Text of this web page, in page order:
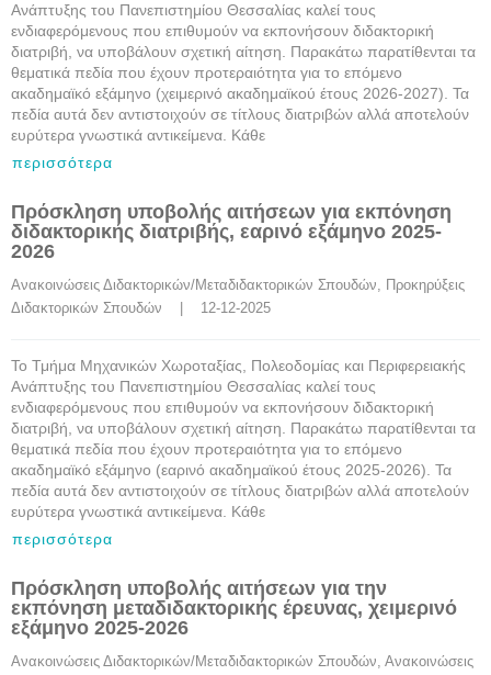
Ανάπτυξης του Πανεπιστημίου Θεσσαλίας καλεί τους
ενδιαφερόμενους που επιθυμούν να εκπονήσουν διδακτορική
διατριβή, να υποβάλουν σχετική αίτηση. Παρακάτω παρατίθενται τα
θεματικά πεδία που έχουν προτεραιότητα για το επόμενο
ακαδημαϊκό εξάμηνο (χειμερινό ακαδημαϊκού έτους 2026-2027). Τα
πεδία αυτά δεν αντιστοιχούν σε τίτλους διατριβών αλλά αποτελούν
ευρύτερα γνωστικά αντικείμενα. Κάθε
περισσότερα
Πρόσκληση υποβολής αιτήσεων για εκπόνηση
διδακτορικής διατριβής, εαρινό εξάμηνο 2025-
2026
Ανακοινώσεις Διδακτορικών/Μεταδιδακτορικών Σπουδών, Προκηρύξεις
Διδακτορικών Σπουδών
    |    12-12-2025
Το Τμήμα Μηχανικών Χωροταξίας, Πολεοδομίας και Περιφερειακής
Ανάπτυξης του Πανεπιστημίου Θεσσαλίας καλεί τους
ενδιαφερόμενους που επιθυμούν να εκπονήσουν διδακτορική
διατριβή, να υποβάλουν σχετική αίτηση. Παρακάτω παρατίθενται τα
θεματικά πεδία που έχουν προτεραιότητα για το επόμενο
ακαδημαϊκό εξάμηνο (εαρινό ακαδημαϊκού έτους 2025-2026). Τα
πεδία αυτά δεν αντιστοιχούν σε τίτλους διατριβών αλλά αποτελούν
ευρύτερα γνωστικά αντικείμενα. Κάθε
περισσότερα
Πρόσκληση υποβολής αιτήσεων για την
εκπόνηση μεταδιδακτορικής έρευνας, χειμερινό
εξάμηνο 2025-2026
Ανακοινώσεις Διδακτορικών/Μεταδιδακτορικών Σπουδών, Ανακοινώσεις